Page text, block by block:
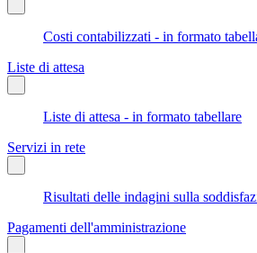
Costi contabilizzati - in formato
Liste di attesa
Liste di attesa - in formato tabellare
Servizi in rete
Risultati delle indagini sulla
Pagamenti dell'amministrazione